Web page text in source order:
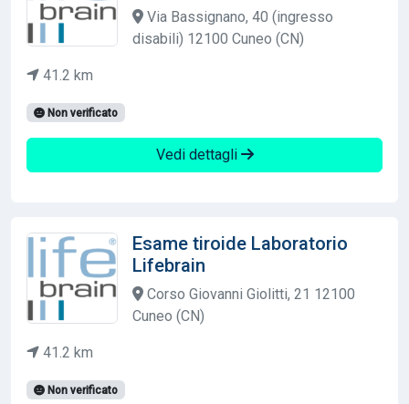
Via Bassignano, 40 (ingresso
disabili) 12100 Cuneo (CN)
41.2 km
Non verificato
Vedi dettagli
Esame tiroide Laboratorio
Lifebrain
Corso Giovanni Giolitti, 21 12100
Cuneo (CN)
41.2 km
Non verificato